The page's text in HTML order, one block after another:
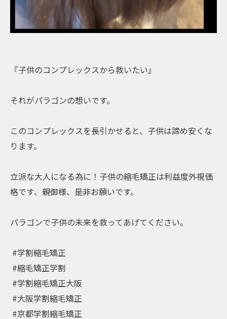
『子供のコンプレックスから救いたい』⁡
⁡それがパラゴンの想いです。⁡
⁡このコンプレックスを長引かせると、子供は諦め安くな
ります。⁡
⁡立派な大人になる為に！子供の縮毛矯正は利益度外視価
格です、親御様、是非お願いです。⁡
⁡パラゴンで子供の未来を救ってあげてください。⁡
⁡ #学割縮毛矯正⁡
⁡ #縮毛矯正学割⁡
⁡ #学割縮毛矯正大阪⁡
⁡ #大阪学割縮毛矯正⁡
⁡ #京都学割縮毛矯正